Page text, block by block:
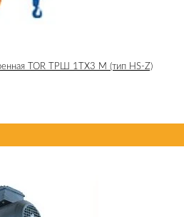
TOR ТРШ 1ТХ3 М (тип HS-Z)